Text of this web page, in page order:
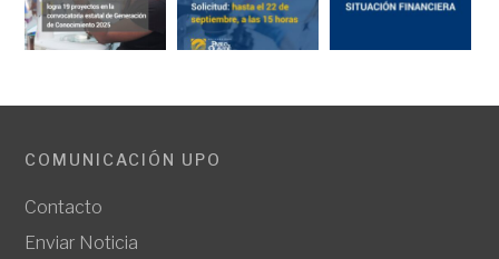
COMUNICACIÓN UPO
Contacto
Enviar Noticia